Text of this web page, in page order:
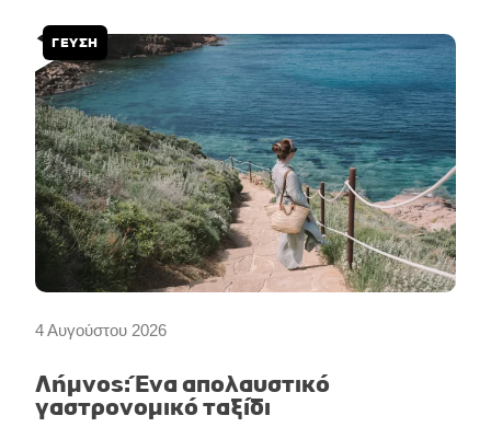
4 Αυγούστου 2026
ΓΕΥΣΗ
Λήμνος: Ένα απολαυστικό
γαστρονομικό ταξίδι